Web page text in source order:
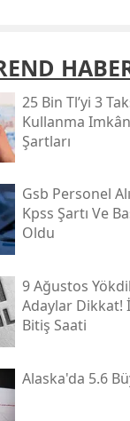
25 Bin Tl’yi 3
Kullanma
Şartları
Gsb Personel
Kpss Şartı Ve
Oldu
9 Ağustos
Adaylar Dikkat!
Bitiş Saati
Alaska'da 5.6